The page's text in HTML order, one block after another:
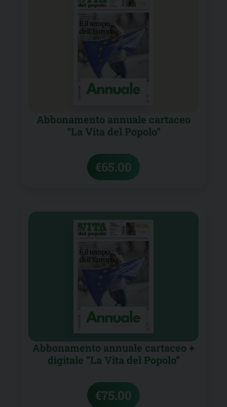
Abbonamento annuale cartaceo
“La Vita del Popolo”
€65.00
Abbonamento annuale cartaceo +
digitale “La Vita del Popolo”
€75.00